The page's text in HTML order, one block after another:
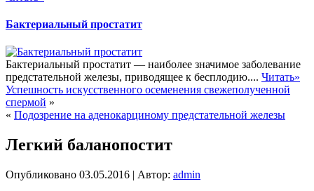
Бактериальный простатит
Бактериальный простатит — наиболее значимое заболевание
предстательной железы, приводящее к бесплодию.... Читать»
Успешность искусственного осеменения свежеполученной
спермой »
« Подозрение на аденокарциному предстательной железы
Легкий баланопостит
Опубликовано 03.05.2016 | Автор: admin